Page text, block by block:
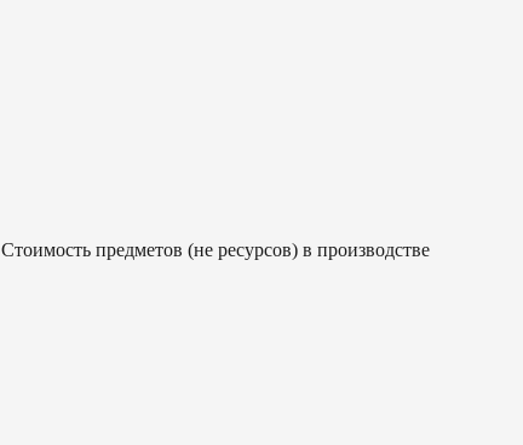
Стоимость предметов (не ресурсов) в производстве